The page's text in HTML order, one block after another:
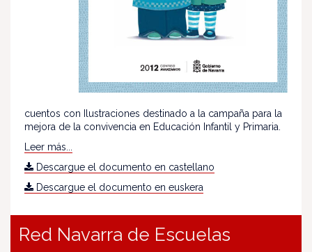
cuentos con Ilustraciones destinado a la campaña para la
mejora de la convivencia en Educación Infantil y Primaria.
Leer más...
Descargue el documento en castellano
Descargue el documento en euskera
Red Navarra de Escuelas